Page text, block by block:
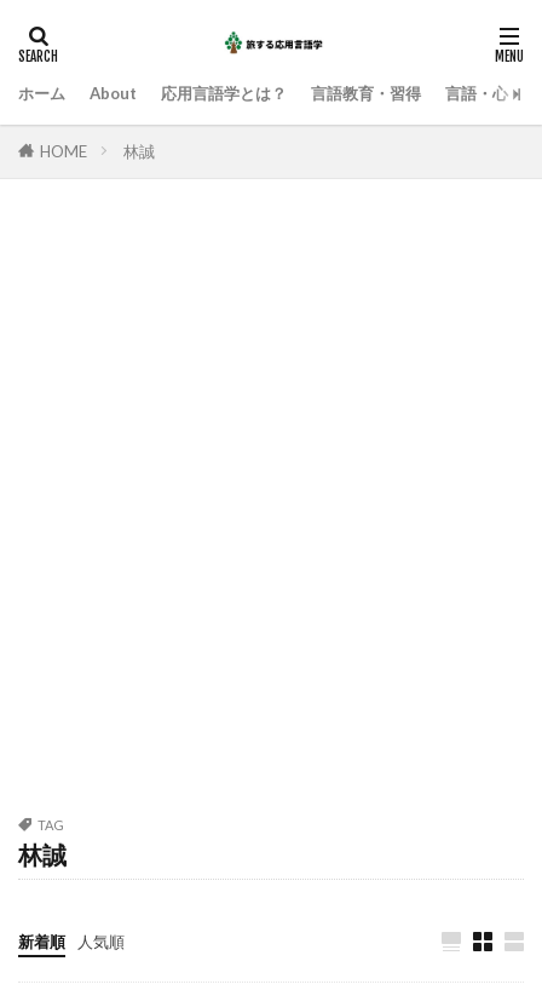
ホーム About 応用言語学とは？ 言語教育・習得 言語・心・
HOME 林誠
TAG
林誠
新着順 人気順